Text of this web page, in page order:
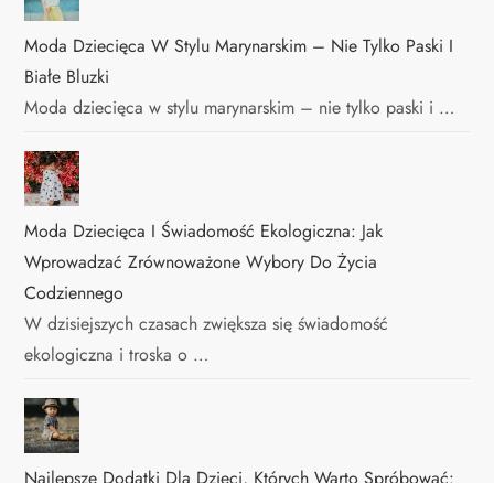
Moda Dziecięca W Stylu Marynarskim – Nie Tylko Paski I
Białe Bluzki
Moda dziecięca w stylu marynarskim – nie tylko paski i …
Moda Dziecięca I Świadomość Ekologiczna: Jak
Wprowadzać Zrównoważone Wybory Do Życia
Codziennego
W dzisiejszych czasach zwiększa się świadomość
ekologiczna i troska o …